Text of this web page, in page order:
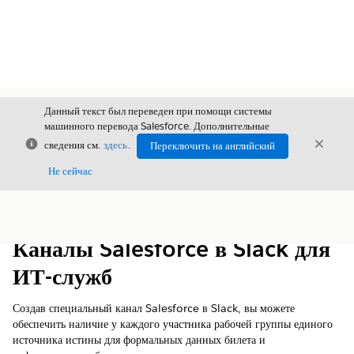
Закрыть
Данный текст был переведен при помощи системы
машинного перевода Salesforce. Дополнительные
сведения см. здесь.
Переключить на английский
Не сейчас
Каналы Salesforce в Slack для
ИТ-служб
Создав специальный канал Salesforce в Slack, вы можете
обеспечить наличие у каждого участника рабочей группы единого
источника истины для формальных данных билета и